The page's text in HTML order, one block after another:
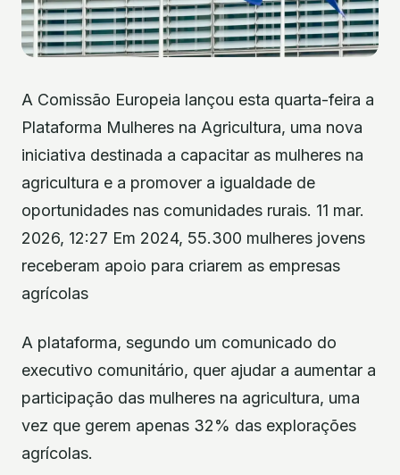
A Comissão Europeia lançou esta quarta-feira a
Plataforma Mulheres na Agricultura, uma nova
iniciativa destinada a capacitar as mulheres na
agricultura e a promover a igualdade de
oportunidades nas comunidades rurais. 11 mar.
2026, 12:27 Em 2024, 55.300 mulheres jovens
receberam apoio para criarem as empresas
agrícolas
A plataforma, segundo um comunicado do
executivo comunitário, quer ajudar a aumentar a
participação das mulheres na agricultura, uma
vez que gerem apenas 32% das explorações
agrícolas.